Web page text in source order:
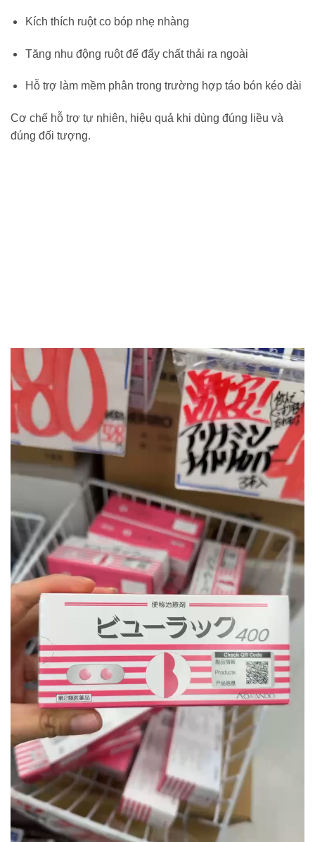
Kích thích ruột co bóp nhẹ nhàng
Tăng nhu động ruột để đẩy chất thải ra ngoài
Hỗ trợ làm mềm phân trong trường hợp táo bón kéo dài
Cơ chế hỗ trợ tự nhiên, hiệu quả khi dùng đúng liều và
đúng đối tượng.